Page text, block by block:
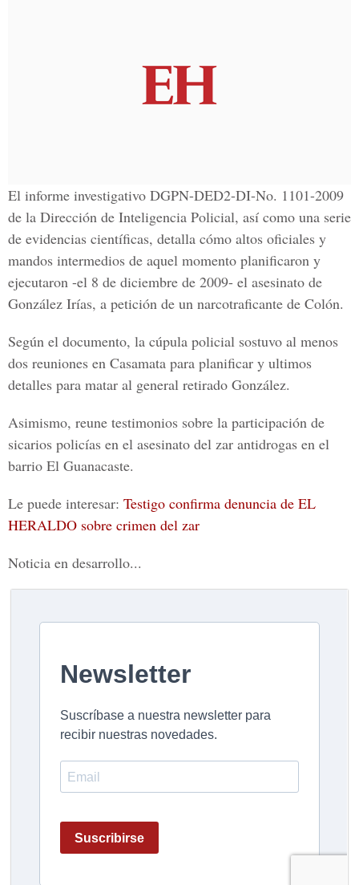
El informe investigativo DGPN-DED2-DI-No. 1101-2009
de la Dirección de Inteligencia Policial, así como una serie
de evidencias científicas, detalla cómo altos oficiales y
mandos intermedios de aquel momento planificaron y
ejecutaron -el 8 de diciembre de 2009- el asesinato de
González Irías, a petición de un narcotraficante de Colón.
Según el documento, la cúpula policial sostuvo al menos
dos reuniones en Casamata para planificar y ultimos
detalles para matar al general retirado González.
Asimismo, reune testimonios sobre la participación de
sicarios policías en el asesinato del zar antidrogas en el
barrio El Guanacaste.
Le puede interesar: Testigo confirma denuncia de EL
HERALDO sobre crimen del zar
Noticia en desarrollo...